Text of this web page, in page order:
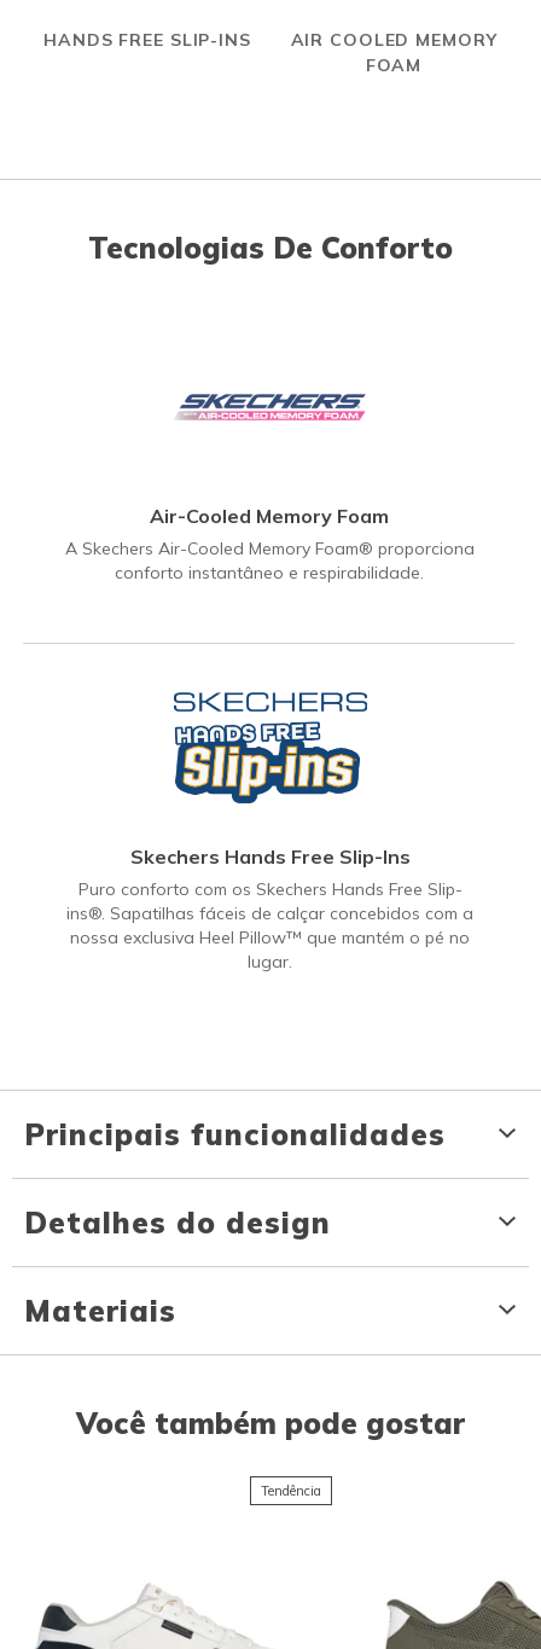
HANDS FREE SLIP-INS
AIR COOLED MEMORY
FOAM
Tecnologias De Conforto
Air-Cooled Memory Foam
A Skechers Air-Cooled Memory Foam® proporciona
conforto instantâneo e respirabilidade.
Skechers Hands Free Slip-Ins
Puro conforto com os Skechers Hands Free Slip-
ins®. Sapatilhas fáceis de calçar concebidos com a
nossa exclusiva Heel Pillow™ que mantém o pé no
lugar.
Principais funcionalidades
Detalhes do design
Materiais
Você também pode gostar
Tendência